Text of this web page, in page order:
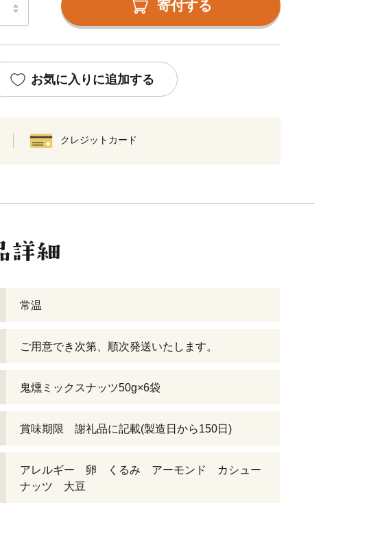
寄付する
お気に入りに追加する
クレジットカード
常温
ご用意でき次第、順次発送いたします。
鬼燻ミックスナッツ50g×6袋
賞味期限 謝礼品に記載(製造日から150日)
アレルギー 卵 くるみ アーモンド カシュー
ナッツ 大豆